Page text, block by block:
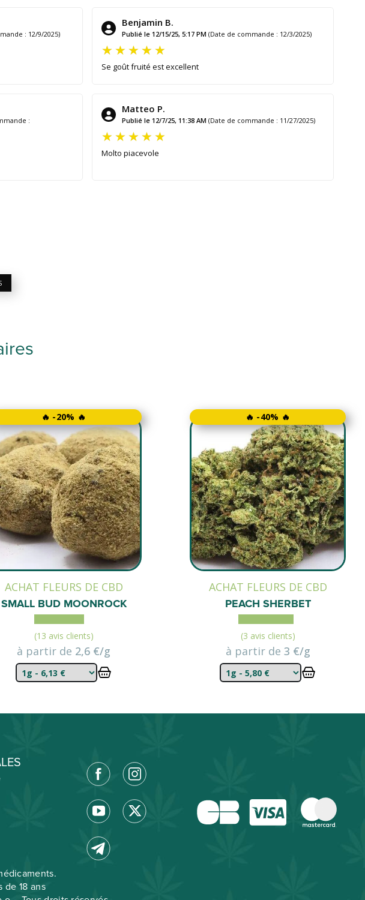
: 12/9/2025)
Benjamin B.
Publié le 12/15/25, 5:17 PM (Date de commande : 12/3/2025)
Se goût fruité est excellent
:
Matteo P.
Publié le 12/7/25, 11:38 AM (Date de commande : 11/27/2025)
Molto piacevole
🔥 -20% 🔥
ACHAT FLEURS DE CBD
SMALL BUD MOONROCK
(13 avis clients)
à partir de 2,6 €/g
🔥 -40% 🔥
ACHAT FLEURS DE CBD
PEACH SHERBET
(3 avis clients)
à partir de 3 €/g
de 18 ans